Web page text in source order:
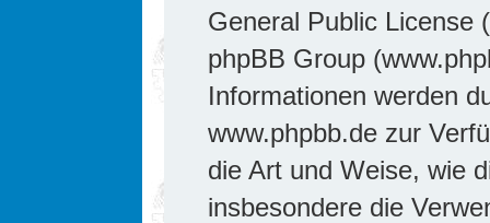
General Public License
phpBB Group
Informationen werden
www.phpbb.de zur
die Art und Weise, wie
insbesondere die